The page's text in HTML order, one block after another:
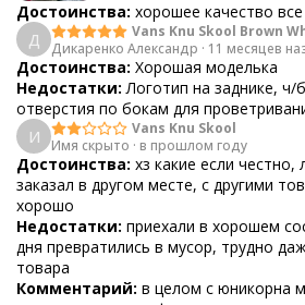
Достоинства: хорошее качество
Д
Vans Knu Skool Brown
Дикаренко Александр · 11 месяцев
Достоинства: Хорошая моделька
Недостатки: Логотип на заднике, ч/
отверстия по бокам для
И
Vans Knu Skool
Имя скрыто · в прошлом году
Достоинства: хз какие если
заказал в другом месте, с другими
хорошо
Недостатки: приехали в хорошем
дня превратились в мусор, трудно
товара
Комментарий: в целом с юникорна